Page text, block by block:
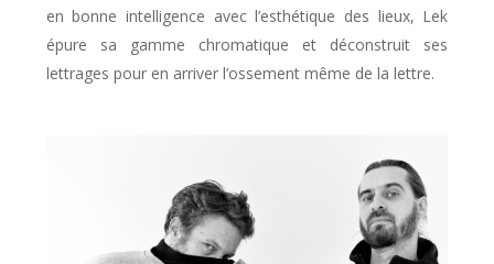
en bonne intelligence avec l’esthétique des lieux, Lek
épure sa gamme chromatique et déconstruit ses
lettrages pour en arriver l’ossement même de la lettre.